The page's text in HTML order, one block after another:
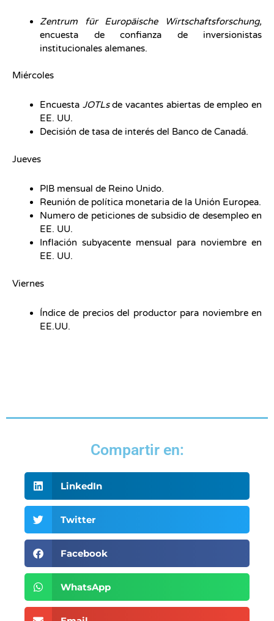
Zentrum für Europäische Wirtschaftsforschung,
encuesta de confianza de inversionistas
institucionales alemanes.
Miércoles
Encuesta JOTLsde vacantes abiertas de empleo en
EE. UU.
Decisión de tasa de interés del Banco de Canadá.
Jueves
PIB mensual de Reino Unido.
Reunión de política monetaria de la Unión Europea.
Numero de peticiones de subsidio de desempleo en
EE. UU.
Inflación subyacente mensual para noviembre en
EE. UU.
Viernes
Índice de precios del productor para noviembre en
EE.UU.
Compartir en:
LinkedIn
Twitter
Facebook
WhatsApp